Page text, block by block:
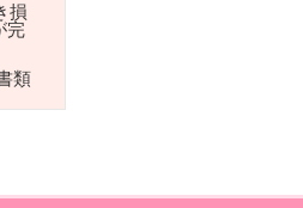
損
完
類